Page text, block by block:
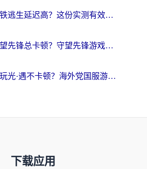
国外打地铁逃生延迟高？这份实测有效的低延迟指南帮你吃鸡
海外玩守望先锋总卡顿？守望先锋游戏加速器在哪里买&避坑指南（附欧洲非洲游戏实测）
台湾怎么玩光·遇不卡顿？海外党国服游戏加速终极攻略（附实测体验）
下载应用